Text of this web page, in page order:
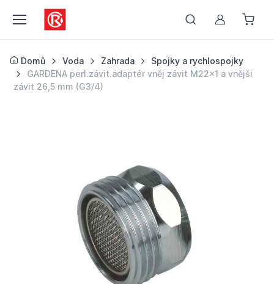
Můj účet
Domů Voda Zahrada
Spojky a rychlospojky
GARDENA perl.závit.adaptér vněj závit M22x1 a vnějši
závit 26,5 mm (G3/4)